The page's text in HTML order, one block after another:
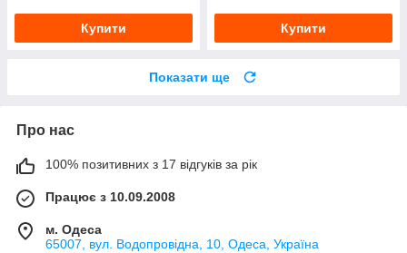
Купити Купити
Показати ще
Про нас
100% позитивних з 17 відгуків за рік
Працює з 10.09.2008
м. Одеса
65007, вул. Водопровідна, 10, Одеса, Україна